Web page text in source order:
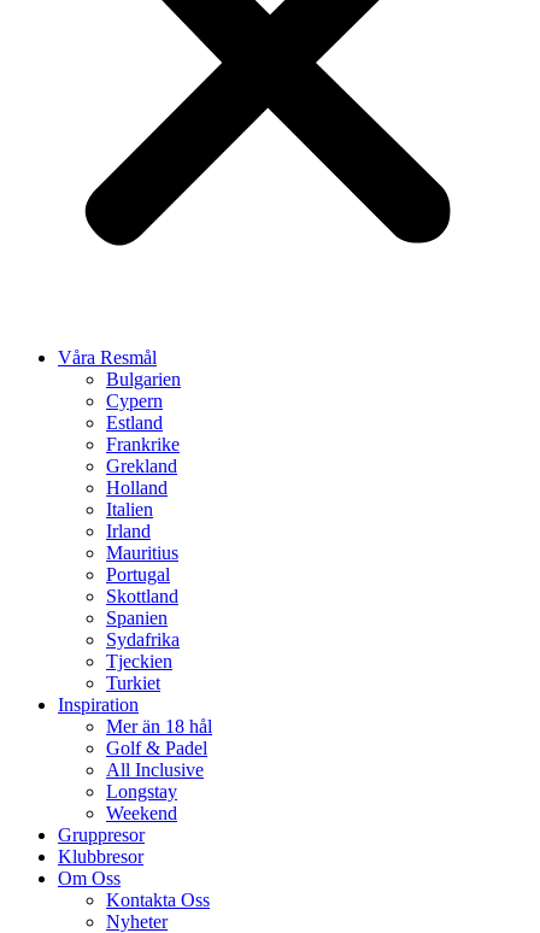
Våra Resmål
Bulgarien
Cypern
Estland
Frankrike
Grekland
Holland
Italien
Irland
Mauritius
Portugal
Skottland
Spanien
Sydafrika
Tjeckien
Turkiet
Inspiration
Mer än 18 hål
Golf & Padel
All Inclusive
Longstay
Weekend
Gruppresor
Klubbresor
Om Oss
Kontakta Oss
Nyheter